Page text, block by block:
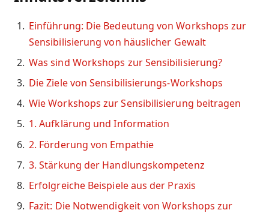
Einführung: Die Bedeutung von Workshops zur
Sensibilisierung von häuslicher Gewalt
Was sind Workshops zur Sensibilisierung?
Die Ziele von Sensibilisierungs-Workshops
Wie Workshops zur Sensibilisierung beitragen
1. Aufklärung und Information
2. Förderung von Empathie
3. Stärkung der Handlungskompetenz
Erfolgreiche Beispiele aus der Praxis
Fazit: Die Notwendigkeit von Workshops zur